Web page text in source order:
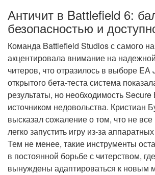
Античит в Battlefield 6:
безопасностью и
Команда Battlefield Studios с самого
акцентировала внимание на
читеров, что отразилось в выборе
открытого бета-теста система
результаты, но необходимость Secure
источником недовольства. Кристиан
высказал сожаление о том, что не все
легко запустить игру из-за
Тем не менее, такие инструменты
в постоянной борьбе с читерством,
вынуждены адаптироваться к новым